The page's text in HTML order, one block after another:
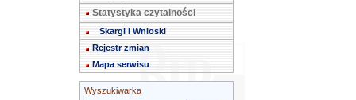
Statystyka czytalności
Skargi i Wnioski
Rejestr zmian
Mapa serwisu
Wyszukiwarka